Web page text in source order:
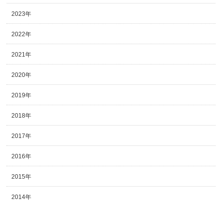
2023年
2022年
2021年
2020年
2019年
2018年
2017年
2016年
2015年
2014年